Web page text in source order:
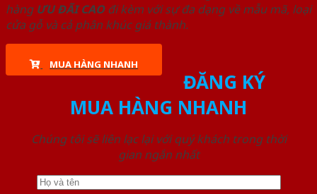
hàng ƯU ĐÃI CAOđi kèm với sự đa dạng về mẫu mã, loại
cửa gỗ và cả phân khúc giá thành.
MUA HÀNG NHANH
ĐĂNG KÝ
MUA HÀNG NHANH
Chúng tôi sẽ liên lạc lại với quý khách trong thời
gian ngắn nhất